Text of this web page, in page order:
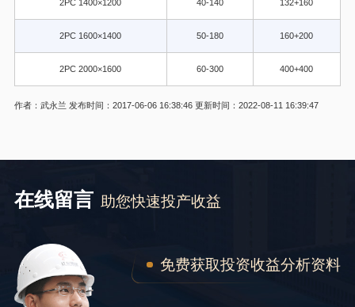
2PC 1400×1200 40-140 132+160
2PC 1600×1400 50-180 160+200
2PC 2000×1600 60-300 400+400
作者：武永兰 发布时间：2017-06-06 16:38:46 更新时间：2022-08-11 16:39:47
在线留言 助您快速投产收益
免费获取投资收益分析资料